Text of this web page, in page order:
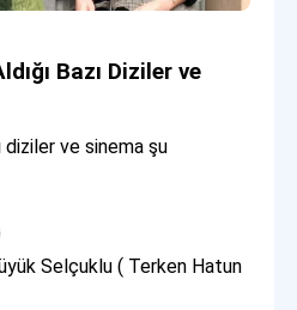
Bazı Diziler ve
diziler ve sinema şu
Selçuklu ( Terken Hatun